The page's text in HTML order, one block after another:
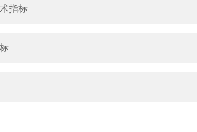
指标